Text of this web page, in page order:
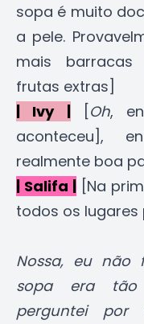
sopa é muito
a pele.
mais
frutas extras]
| Ivy |[Oh,
aconteceu],
realmente boa
| Salifa | [Na
todos os
Nossa, eu não
sopa era tão
perguntei